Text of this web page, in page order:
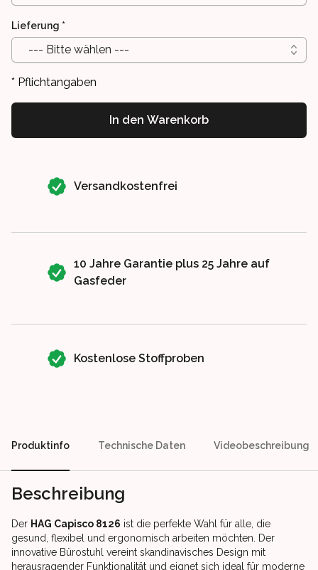
Lieferung *
--- Bitte wählen ---
* Pflichtangaben
In den Warenkorb
Versandkostenfrei
10 Jahre Garantie plus 25 Jahre auf
Gasfeder
Kostenlose Stoffproben
Produktinfo Technische Daten Videobeschreibung
Beschreibung
Der HAG Capisco 8126 ist die perfekte Wahl für alle, die
gesund, flexibel und ergonomisch arbeiten möchten. Der
innovative Bürostuhl vereint skandinavisches Design mit
herausragender Funktionalität und eignet sich ideal für moderne